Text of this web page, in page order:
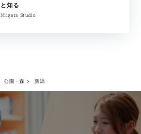
と知る
Niigata Studio
公園・森 新潟